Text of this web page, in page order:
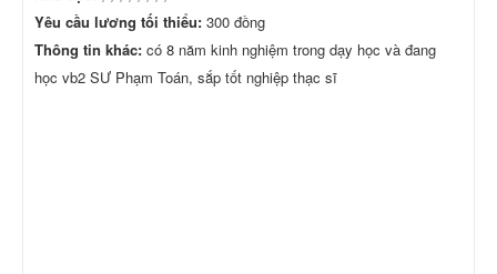
Yêu cầu lương tối thiểu: 300 đồng
Thông tin khác: có 8 năm kinh nghiệm trong dạy học và đang
học vb2 SƯ Phạm Toán, sắp tốt nghiệp thạc sĩ